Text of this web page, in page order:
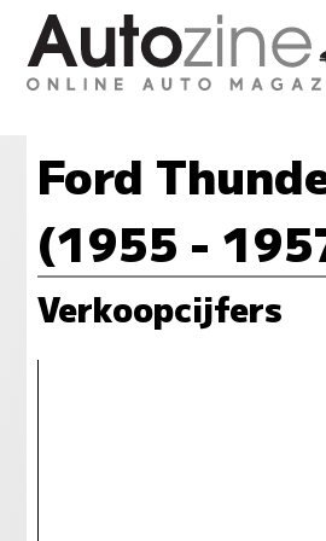
Ford
(1955 -
Verkoopcijfers